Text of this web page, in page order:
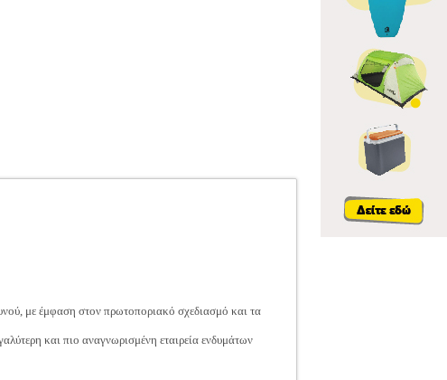
με έμφαση στον πρωτοποριακό σχεδιασμό και τα
και πιο αναγνωρισμένη εταιρεία ενδυμάτων